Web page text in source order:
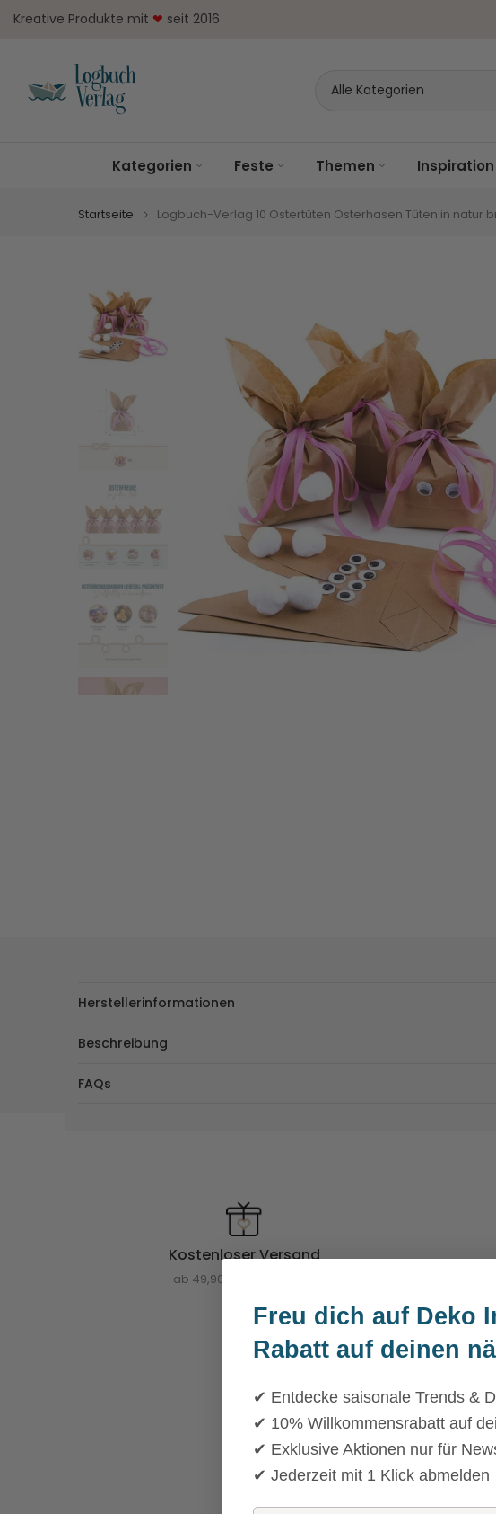
Zum
Kreative Produkte mit ❤ seit 2016
Kategorien Feste Themen Inspiration
Startseite Logbuch-Verlag 10 Ostertüten Osterhasen Tüten in
Herstellerinformationen
Beschreibung
FAQs
Kostenloser Versand
ab 49,90 EUR Bestellwert
Freu dich auf Deko
Rabatt auf deinen
✔ Entdecke saisonale Trends &
✔ 10% Willkommensrabatt auf
✔ Exklusive Aktionen nur für
✔ Jederzeit mit 1 Klick abmelden